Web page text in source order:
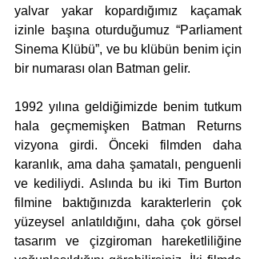
yalvar yakar kopardığımız kaçamak
izinle başına oturduğumuz “Parliament
Sinema Klübü”, ve bu klübün benim için
bir numarası olan Batman gelir.
1992 yılına geldiğimizde benim tutkum
hala geçmemişken Batman Returns
vizyona girdi. Önceki filmden daha
karanlık, ama daha şamatalı, penguenli
ve kediliydi. Aslında bu iki Tim Burton
filmine baktığınızda karakterlerin çok
yüzeysel anlatıldığını, daha çok görsel
tasarım ve çizgiroman hareketliliğine